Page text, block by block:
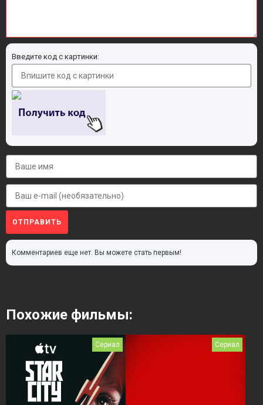
Введите код с картинки:
ОТПРАВИТЬ
Комментариев еще нет. Вы можете стать первым!
Похожие фильмы:
Сериал Сериал